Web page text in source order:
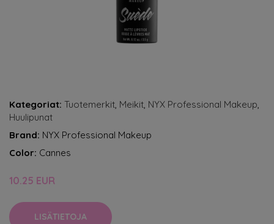
Kategoriat: Tuotemerkit, Meikit, NYX Professional Makeup,
Huulipunat
Brand: NYX Professional Makeup
Color: Cannes
10.25 EUR
LISÄTIETOJA